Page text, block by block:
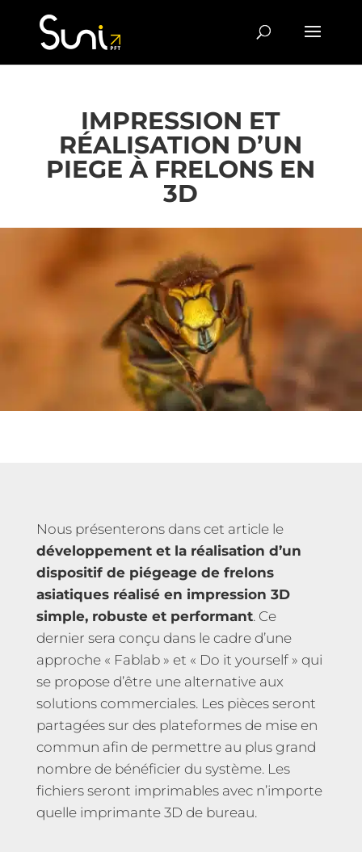
IMPRESSION ET
RÉALISATION D’UN
PIEGE À FRELONS EN
3D
Nous présenterons dans cet article le
développement et la réalisation d’un
dispositif de piégeage de frelons
asiatiques réalisé en impression 3D
simple, robuste et performant. Ce
dernier sera conçu dans le cadre d’une
approche « Fablab » et « Do it yourself » qui
se propose d’être une alternative aux
solutions commerciales. Les pièces seront
partagées sur des plateformes de mise en
commun afin de permettre au plus grand
nombre de bénéficier du système. Les
fichiers seront imprimables avec n’importe
quelle imprimante 3D de bureau.